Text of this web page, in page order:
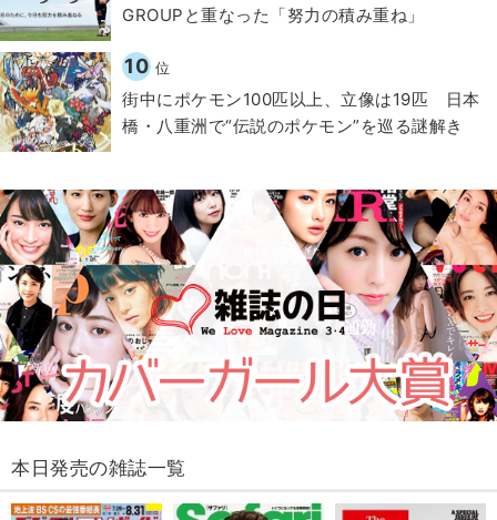
GROUPと重なった「努力の積み重ね」
10 位
街中にポケモン100匹以上、立像は19匹 日本
橋・八重洲で“伝説のポケモン”を巡る謎解き
本日発売の雑誌一覧